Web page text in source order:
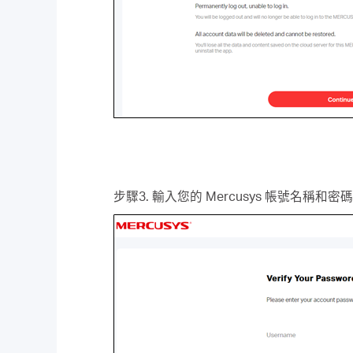
步驟3. 輸入您的 Mercusys 帳號名稱和密